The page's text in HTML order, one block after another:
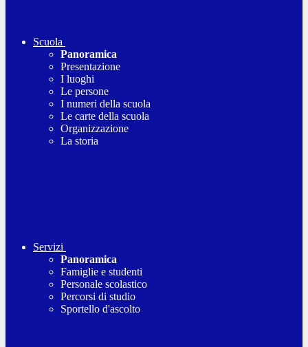
Scuola
Panoramica
Presentazione
I luoghi
Le persone
I numeri della scuola
Le carte della scuola
Organizzazione
La storia
Servizi
Panoramica
Famiglie e studenti
Personale scolastico
Percorsi di studio
Sportello d'ascolto